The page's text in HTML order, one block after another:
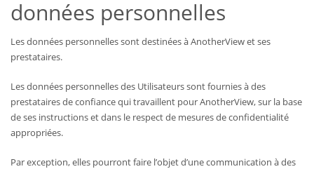
données personnelles
Les données personnelles sont destinées à AnotherView et ses
prestataires.
Les données personnelles des Utilisateurs sont fournies à des
prestataires de confiance qui travaillent pour AnotherView, sur la base
de ses instructions et dans le respect de mesures de confidentialité
appropriées.
Par exception, elles pourront faire l’objet d’une communication à des